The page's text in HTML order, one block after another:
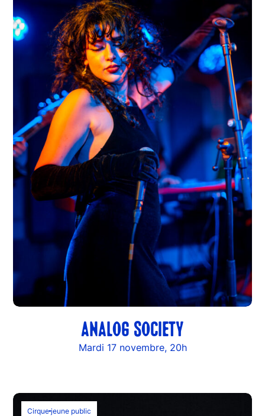
ANALOG SOCIETY
Mardi 17 novembre, 20h
Cirque jeune public